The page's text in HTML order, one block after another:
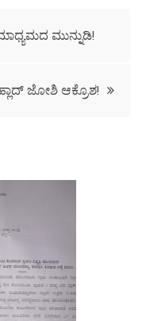
ಮುನ್ನುಡಿ!
ಜೋಶಿ ಆಕ್ರೊಶ!